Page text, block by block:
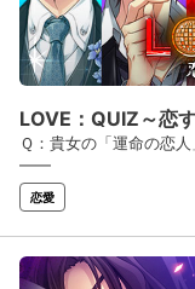
LOVE：QUIZ～恋
Ｑ：貴女の「運命の恋
――
恋愛